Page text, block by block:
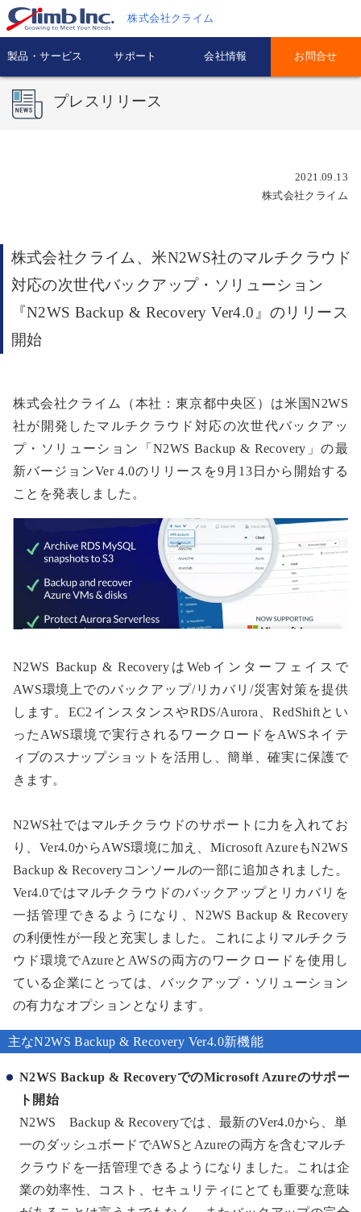
株式会社クライム
製品・サービス サポート 会社情報 お問合せ
プレスリリース
2021.09.13
株式会社クライム
株式会社クライム、米N2WS社のマルチクラウド
対応の次世代バックアップ・ソリューション
『N2WS Backup & Recovery Ver4.0』のリリース
開始
株式会社クライム（本社：東京都中央区）は米国N2WS
社が開発したマルチクラウド対応の次世代バックアッ
プ・ソリューション「N2WS Backup & Recovery」の最
新バージョンVer 4.0のリリースを9月13日から開始する
ことを発表しました。
N2WS Backup & RecoveryはWebインターフェイスで
AWS環境上でのバックアップ/リカバリ/災害対策を提供
します。EC2インスタンスやRDS/Aurora、RedShiftとい
ったAWS環境で実行されるワークロードをAWSネイテ
ィブのスナップショットを活用し、簡単、確実に保護で
きます。
N2WS社ではマルチクラウドのサポートに力を入れてお
り、Ver4.0からAWS環境に加え、Microsoft AzureもN2WS
Backup & Recoveryコンソールの一部に追加されました。
Ver4.0ではマルチクラウドのバックアップとリカバリを
一括管理できるようになり、N2WS Backup & Recovery
の利便性が一段と充実しました。これによりマルチクラ
ウド環境でAzureとAWSの両方のワークロードを使用し
ている企業にとっては、バックアップ・ソリューション
の有力なオプションとなります。
主なN2WS Backup & Recovery Ver4.0新機能
N2WS Backup & RecoveryでのMicrosoft Azureのサポー
ト開始
N2WS Backup & Recoveryでは、最新のVer4.0から、単
一のダッシュボードでAWSとAzureの両方を含むマルチ
クラウドを一括管理できるようになりました。これは企
業の効率性、コスト、セキュリティにとても重要な意味